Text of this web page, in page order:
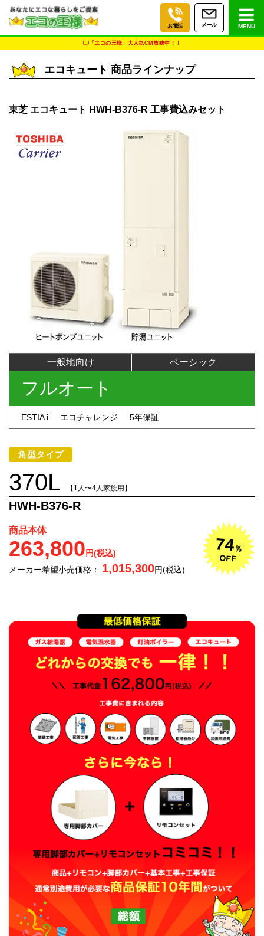
お電話 メール MENU
「エコの王様」大人気CM放映中！！
エコキュート 商品ラインナップ
東芝 エコキュート HWH-B376-R 工事費込みセット
一般地向け ベーシック
フルオート
ESTIA i エコチャレンジ 5年保証
角型タイプ
370L 【1人〜4人家族用】
HWH-B376-R
商品本体
263,800 円(税込)
メーカー希望小売価格： 1,015,300円(税込)
74％
OFF